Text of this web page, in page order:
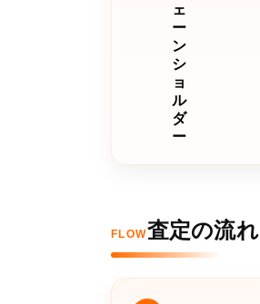
ェ
ー
ン
シ
ョ
ル
ダ
ー
FLOW査定の流れ